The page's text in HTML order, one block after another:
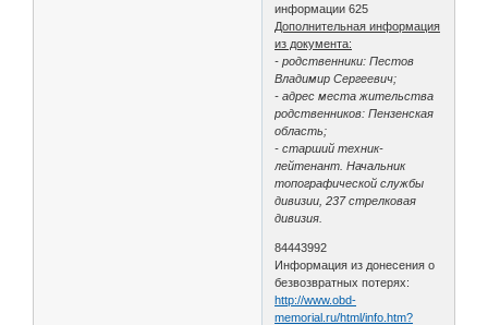
информации 625
Дополнительная информация
из документа:
- родственники: Пестов
Владимир Сергеевич;
- адрес места жительства
родственников: Пензенская
область;
- старший техник-
лейтенант. Начальник
топографической службы
дивизии, 237 стрелковая
дивизия.
84443992
Информация из донесения о
безвозвратных потерях:
http://www.obd-
memorial.ru/html/info.htm?